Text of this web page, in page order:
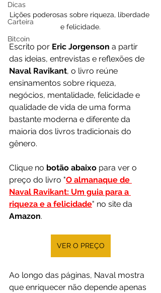
Dicas
Carteira
Bitcoin
Lições poderosas sobre riqueza, liberdade
e felicidade.
Escrito por Eric Jorgenson a partir
das ideias, entrevistas e reflexões de
Naval Ravikant, o livro reúne
ensinamentos sobre riqueza,
negócios, mentalidade, felicidade e
qualidade de vida de uma forma
bastante moderna e diferente da
maioria dos livros tradicionais do
gênero.
Clique no botão abaixo para ver o
preço do livro "O almanaque de
Naval Ravikant: Um guia para a
riqueza e a felicidade" no site da
Amazon.
VER O PREÇO
Ao longo das páginas, Naval mostra
que enriquecer não depende apenas